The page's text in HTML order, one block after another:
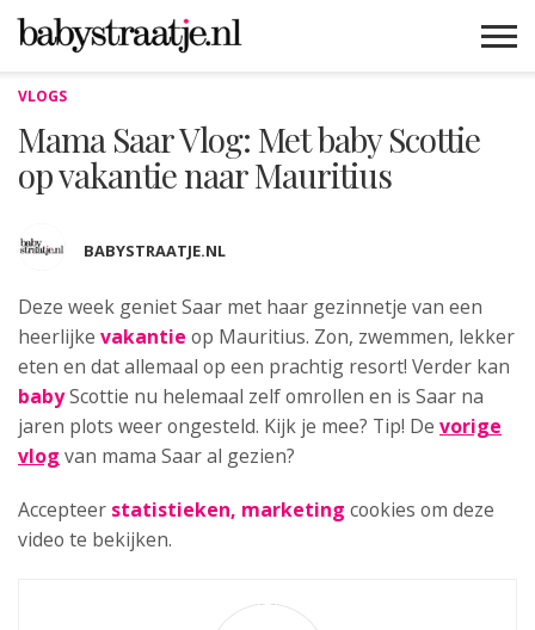
VLOGS
Mama Saar Vlog: Met baby Scottie
op vakantie naar Mauritius
BABYSTRAATJE.NL
Deze week geniet Saar met haar gezinnetje van een
heerlijke vakantie op Mauritius. Zon, zwemmen, lekker
eten en dat allemaal op een prachtig resort! Verder kan
babyScottie nu helemaal zelf omrollen en is Saar na
jaren plots weer ongesteld. Kijk je mee? Tip! De vorige
vlog van mama Saar al gezien?
Accepteer statistieken, marketing cookies om deze
video te bekijken.